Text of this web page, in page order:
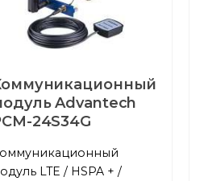
Advantech
24S34G
LTE / HSPA + /